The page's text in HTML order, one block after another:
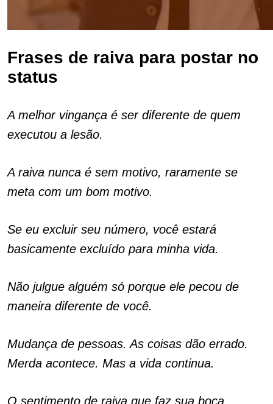
Frases de raiva para postar no
status
A melhor vingança é ser diferente de quem
executou a lesão.
A raiva nunca é sem motivo, raramente se
meta com um bom motivo.
Se eu excluir seu número, você estará
basicamente excluído para minha vida.
Não julgue alguém só porque ele pecou de
maneira diferente de você.
Mudança de pessoas. As coisas dão errado.
Merda acontece. Mas a vida continua.
O sentimento de raiva que faz sua boca